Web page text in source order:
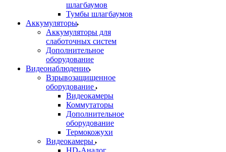
шлагбаумов
Тумбы шлагбаумов
Аккумуляторы
Аккумуляторы для
слаботочных систем
Дополнительное
оборудование
Видеонаблюдение
Взрывозащищенное
оборудование
Видеокамеры
Коммутаторы
Дополнительное
оборудование
Термокожухи
Видеокамеры
HD-Аналог